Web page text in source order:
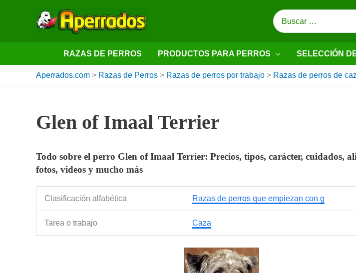
Buscar
por:
RAZAS DE PERROS PRODUCTOS PARA PERROS SELECCIÓN
Aperrados.com > Razas de Perros > Razas de perros por trabajo > Razas de perros de
Glen of Imaal Terrier
Todo sobre el perro Glen of Imaal Terrier: Precios, tipos, carácter, cuidados,
fotos, videos y mucho más
Clasificación alfabética Razas de perros que empiezan con g
Tarea o trabajo Caza